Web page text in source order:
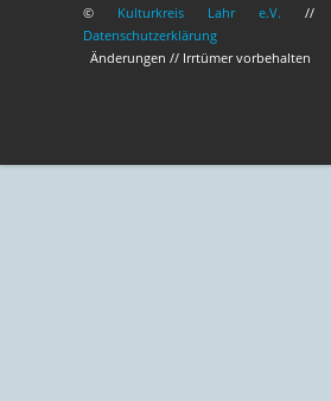
© Kulturkreis Lahr e.V. //
Datenschutzerklärung
Änderungen // Irrtümer vorbehalten